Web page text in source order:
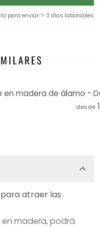
para enviar: 1-3 días laborables
desde
atraer las
madera, podrá